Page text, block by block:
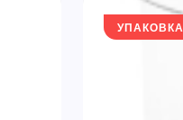
УПАКОВКА